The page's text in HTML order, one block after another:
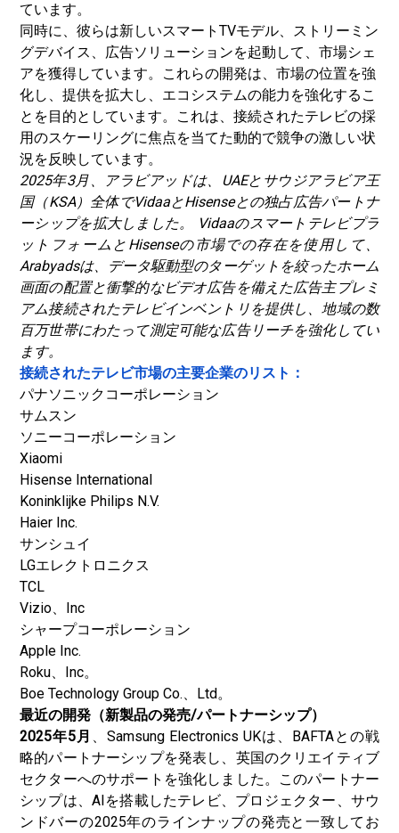
ています。
同時に、彼らは新しいスマートTVモデル、ストリーミン
グデバイス、広告ソリューションを起動して、市場シェ
アを獲得しています。これらの開発は、市場の位置を強
化し、提供を拡大し、エコシステムの能力を強化するこ
とを目的としています。これは、接続されたテレビの採
用のスケーリングに焦点を当てた動的で競争の激しい状
況を反映しています。
2025年3月、アラビアッドは、UAEとサウジアラビア王
国（KSA）全体でVidaaとHisenseとの独占広告パートナ
ーシップを拡大しました。 Vidaaのスマートテレビプラ
ットフォームとHisenseの市場での存在を使用して、
Arabyadsは、データ駆動型のターゲットを絞ったホーム
画面の配置と衝撃的なビデオ広告を備えた広告主プレミ
アム接続されたテレビインベントリを提供し、地域の数
百万世帯にわたって測定可能な広告リーチを強化してい
ます。
接続されたテレビ市場の主要企業のリスト：
パナソニックコーポレーション
サムスン
ソニーコーポレーション
Xiaomi
Hisense International
Koninklijke Philips N.V.
Haier Inc.
サンシュイ
LGエレクトロニクス
TCL
Vizio、Inc
シャープコーポレーション
Apple Inc.
Roku、Inc。
Boe Technology Group Co.、Ltd。
最近の開発（新製品の発売/パートナーシップ）
2025年5月 、Samsung Electronics UKは、BAFTAとの戦
略的パートナーシップを発表し、英国のクリエイティブ
セクターへのサポートを強化しました。このパートナー
シップは、AIを搭載したテレビ、プロジェクター、サウ
ンドバーの2025年のラインナップの発売と一致してお